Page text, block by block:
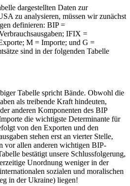
dargestellten Daten zur
zu analysieren, müssen wir zunächst
definieren: BIP =
IFIX =
M = Importe; und G =
sind in der folgenden Tabelle
Tabelle spricht Bände. Obwohl die
als treibende Kraft hindeuten,
anderen Komponenten des BIP
die wichtigste Determinante für
von den Exporten und den
stehen erst an vierter Stelle,
vor allen anderen wichtigen BIP-
bestätigt unsere Schlussfolgerung,
Unordnung weniger in der
sozialen und moralischen
in der Ukraine) liegen!